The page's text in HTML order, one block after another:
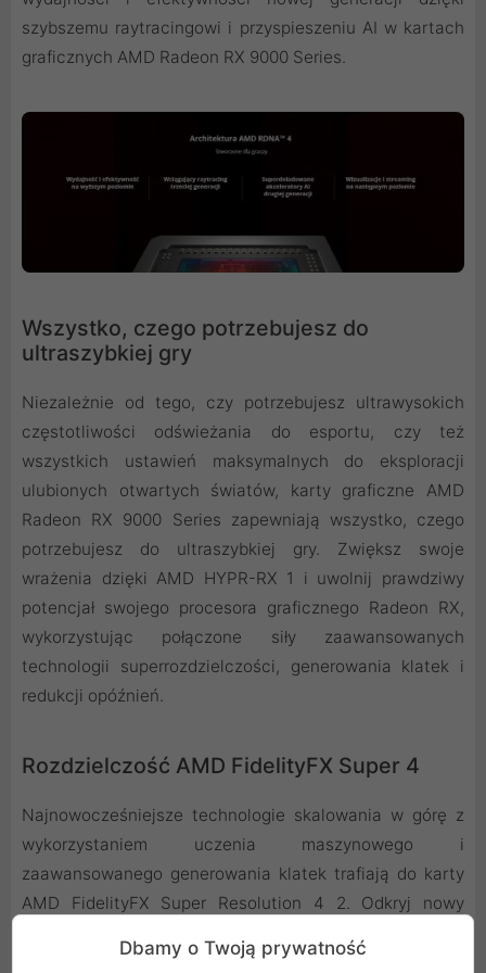
szybszemu raytracingowi i przyspieszeniu AI w kartach
graficznych AMD Radeon RX 9000 Series.
Wszystko, czego potrzebujesz do
ultraszybkiej gry
Niezależnie od tego, czy potrzebujesz ultrawysokich
częstotliwości odświeżania do esportu, czy też
wszystkich ustawień maksymalnych do eksploracji
ulubionych otwartych światów, karty graficzne AMD
Radeon RX 9000 Series zapewniają wszystko, czego
potrzebujesz do ultraszybkiej gry. Zwiększ swoje
wrażenia dzięki AMD HYPR-RX 1 i uwolnij prawdziwy
potencjał swojego procesora graficznego Radeon RX,
wykorzystując połączone siły zaawansowanych
technologii superrozdzielczości, generowania klatek i
redukcji opóźnień.
Rozdzielczość AMD FidelityFX Super 4
Najnowocześniejsze technologie skalowania w górę z
wykorzystaniem uczenia maszynowego i
zaawansowanego generowania klatek trafiają do karty
AMD FidelityFX Super Resolution 4 2. Odkryj nowy
na sekundę w obsługiwanych tytułach.
Dbamy o Twoją prywatność